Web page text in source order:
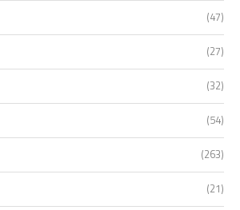
(47)
(27)
(32)
(54)
(263)
(21)